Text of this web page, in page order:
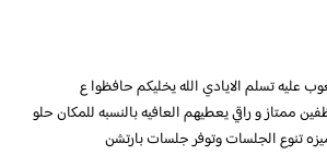
عليه تسلم الايادي الله يخليكم حافظوا ع
ممتاز و راقي يعطيهم العافيه بالنسبه للمكان حلو
تنوع الجلسات وتوفر جلسات بارتشن